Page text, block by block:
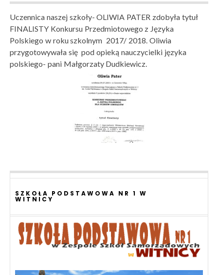
Uczennica naszej szkoły- OLIWIA PATER zdobyła tytuł
FINALISTY Konkursu Przedmiotowego z Języka
Polskiego w roku szkolnym 2017/ 2018. Oliwia
przygotowywała się pod opieką nauczycielki języka
polskiego- pani Małgorzaty Dudkiewicz.
SZKOŁA PODSTAWOWA NR 1 W
WITNICY